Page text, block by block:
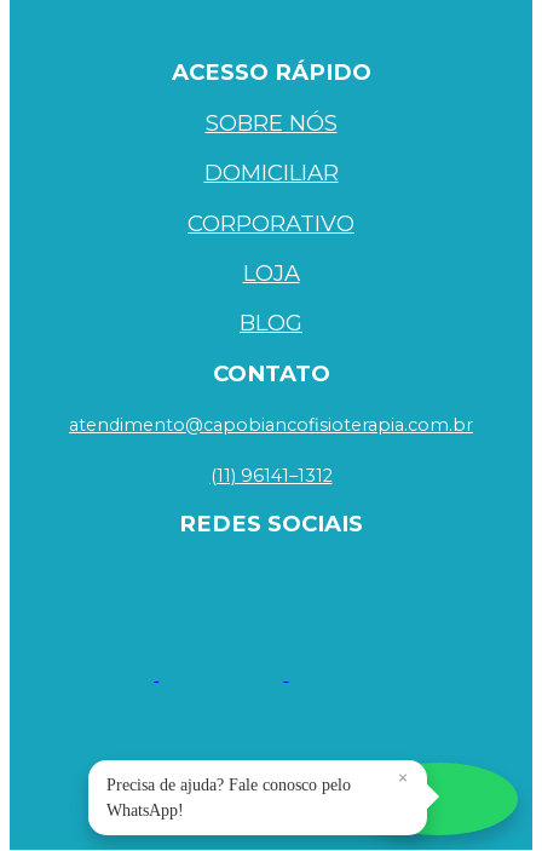
ACESSO RÁPIDO
SOBRE NÓS
DOMICILIAR
CORPORATIVO
LOJA
BLOG
CONTATO
atendimento@capobiancofisioterapia.com.br
(11) 96141–1312
REDES SOCIAIS
Precisa de ajuda? Fale conosco pelo
WhatsApp!
×